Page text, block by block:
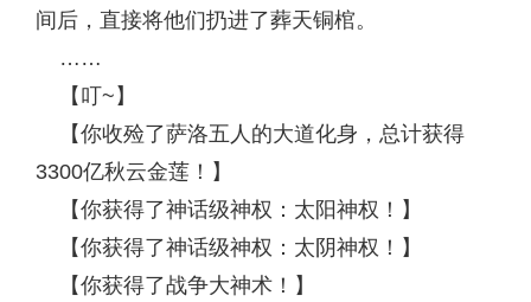
间后，直接将他们扔进了葬天铜棺。
……
【叮~】
【你收殓了萨洛五人的大道化身，总计获得
3300亿秋云金莲！】
【你获得了神话级神权：太阳神权！】
【你获得了神话级神权：太阴神权！】
【你获得了战争大神术！】